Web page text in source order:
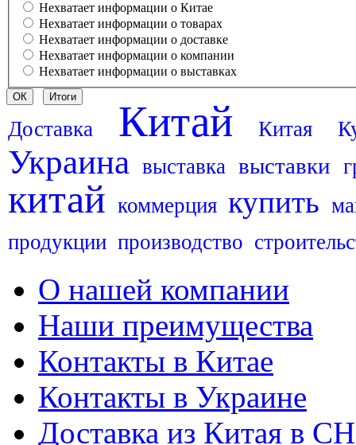
Нехватает информации о Китае
Нехватает информации о товарах
Нехватает информации о доставке
Нехватает информации о компании
Нехватает информации о выставках
Доставка Китай Китая
Украина выставка выставки
китай коммерция купить
продукции производство
О нашей компании
Наши преимущества
Контакты в Китае
Контакты в Украине
Доставка из Китая в